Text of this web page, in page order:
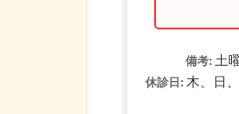
備考: 土
休診日: 木、日